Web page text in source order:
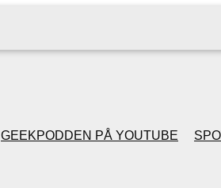
GEEKPODDEN PÅ YOUTUBE